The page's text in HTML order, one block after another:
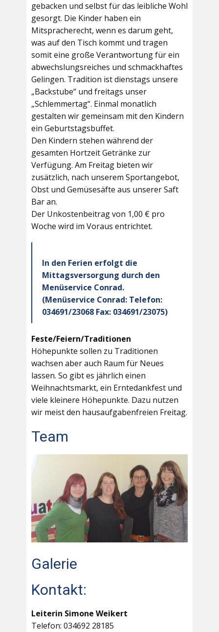
gebacken und selbst für das leibliche Wohl
gesorgt. Die Kinder haben ein
Mitspracherecht, wenn es darum geht,
was auf den Tisch kommt und tragen
somit eine große Verantwortung für ein
abwechslungsreiches und schmackhaftes
Gelingen. Tradition ist dienstags unsere
„Backstube“ und freitags unser
„Schlemmertag“. Einmal monatlich
gestalten wir gemeinsam mit den Kindern
ein Geburtstagsbuffet.
Den Kindern stehen während der
gesamten Hortzeit Getränke zur
Verfügung. Am Freitag bieten wir
zusätzlich, nach unserem Sportangebot,
Obst und Gemüsesäfte aus unserer Saft
Bar an.
Der Unkostenbeitrag von 1,00 € pro
Woche wird im Voraus entrichtet.
In den Ferien erfolgt die
Mittagsversorgung durch den
Menüservice Conrad.
(Menüservice Conrad: Telefon:
034691/23068 Fax: 034691/23075)
Feste/Feiern/Traditionen
Höhepunkte sollen zu Traditionen
wachsen aber auch Raum für Neues
lassen. So gibt es jährlich einen
Weihnachtsmarkt, ein Erntedankfest und
viele kleinere Höhepunkte. Dazu nutzen
wir meist den hausaufgabenfreien Freitag.
Team
Galerie
Kontakt:
Leiterin Simone Weikert
Telefon: 034692 28185